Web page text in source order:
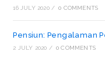
16 JULY 2020 / 0 COMMENTS
Pensiun: Pengalaman
2 JULY 2020 / 0 COMMENTS